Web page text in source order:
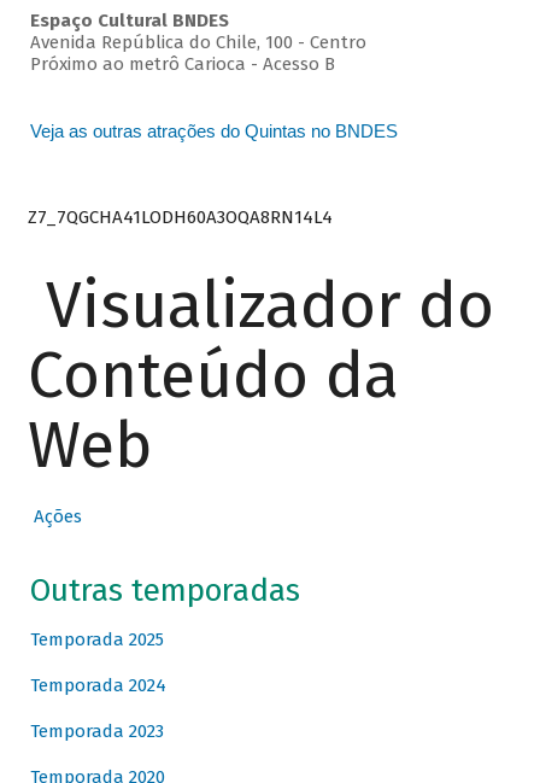
Espaço Cultural BNDES
Avenida República do Chile, 100 - Centro
Próximo ao metrô Carioca - Acesso B
Veja as outras atrações do Quintas no BNDES
Z7_7QGCHA41LODH60A3OQA8RN14L4
Visualizador do
Conteúdo da
Web
Ações
Outras temporadas
Temporada 2025
Temporada 2024
Temporada 2023
Temporada 2020